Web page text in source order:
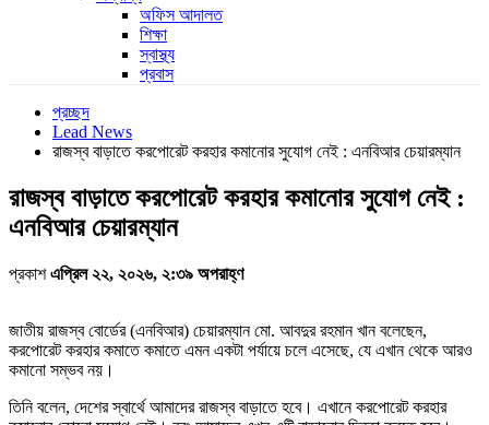
অফিস আদালত
শিক্ষা
স্বাস্থ্য
প্রবাস
প্রচ্ছদ
Lead News
রাজস্ব বাড়াতে করপোরেট করহার কমানোর সুযোগ নেই : এনবিআর চেয়ারম্যান
রাজস্ব বাড়াতে করপোরেট করহার কমানোর সুযোগ নেই :
এনবিআর চেয়ারম্যান
প্রকাশএপ্রিল ২২, ২০২৬, ২:৩৯ অপরাহ্ণ
জাতীয় রাজস্ব বোর্ডের (এনবিআর) চেয়ারম্যান মো. আবদুর রহমান খান বলেছেন,
করপোরেট করহার কমাতে কমাতে এমন একটা পর্যায়ে চলে এসেছে, যে এখান থেকে আরও
কমানো সম্ভব নয়।
তিনি বলেন, দেশের স্বার্থে আমাদের রাজস্ব বাড়াতে হবে। এখানে করপোরেট করহার